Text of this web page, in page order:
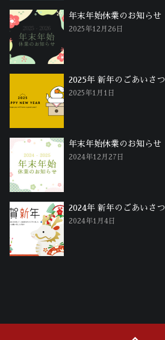
年末年始休業のお知らせ
2025年12月26日
2025年 新年のごあいさつ
2025年1月1日
年末年始休業のお知らせ
2024年12月27日
2024年 新年のごあいさつ
2024年1月4日